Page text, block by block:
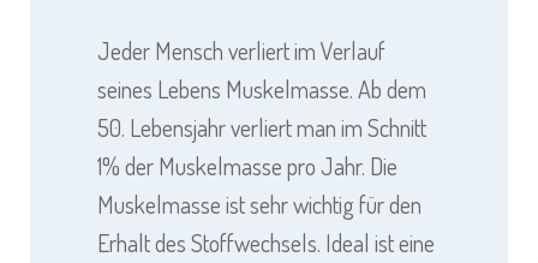
Jeder Mensch verliert im Verlauf
seines Lebens Muskelmasse. Ab dem
50. Lebensjahr verliert man im Schnitt
1% der Muskelmasse pro Jahr. Die
Muskelmasse ist sehr wichtig für den
Erhalt des Stoffwechsels. Ideal ist eine